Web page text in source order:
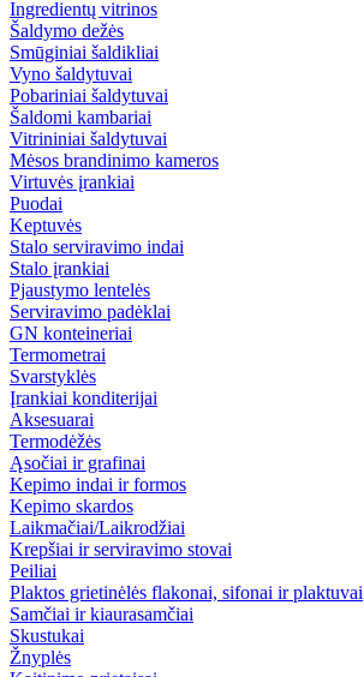
Ingredientų vitrinos
Šaldymo dežės
Smūginiai šaldikliai
Vyno šaldytuvai
Pobariniai šaldytuvai
Šaldomi kambariai
Vitrininiai šaldytuvai
Mėsos brandinimo kameros
Virtuvės įrankiai
Puodai
Keptuvės
Stalo serviravimo indai
Stalo įrankiai
Pjaustymo lentelės
Serviravimo padėklai
GN konteineriai
Termometrai
Svarstyklės
Įrankiai konditerijai
Aksesuarai
Termodėžės
Ąsočiai ir grafinai
Kepimo indai ir formos
Kepimo skardos
Laikmačiai/Laikrodžiai
Krepšiai ir serviravimo stovai
Peiliai
Plaktos grietinėlės flakonai, sifonai ir plaktuvai
Samčiai ir kiaurasamčiai
Skustukai
Žnyplės